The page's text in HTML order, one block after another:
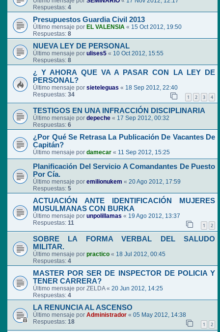
Respuestas: 4
Presupuestos Guardia Civil 2013
Último mensaje por EL VALENSIA « 15 Oct 2012, 19:50
Respuestas: 8
NUEVA LEY DE PERSONAL
Último mensaje por ulises5 « 10 Oct 2012, 15:55
Respuestas: 8
¿ Y AHORA QUE VA A PASAR CON LA LEY DE
PERSONAL?
Último mensaje por sieteleguas « 18 Sep 2012, 22:40
Respuestas: 34 1 2 3 4
TESTIGOS EN UNA INFRACCIÓN DISCIPLINARIA
Último mensaje por depeche « 17 Sep 2012, 00:32
Respuestas: 6
¿Por Qué Se Retrasa La Publicación De Vacantes De
Capitán?
Último mensaje por damecar « 11 Sep 2012, 15:25
Planificación Del Servicio A Comandantes De Puesto
Por Cía.
Último mensaje por emilionukem « 20 Ago 2012, 17:59
Respuestas: 5
ACTUACIÓN ANTE IDENTIFICACIÓN MUJERES
MUSULMANAS CON BURKA
Último mensaje por unpolillamas « 19 Ago 2012, 13:37
Respuestas: 11 1 2
SOBRE LA FORMA VERBAL DEL SALUDO
MILITAR.
Último mensaje por practico « 18 Jul 2012, 00:45
Respuestas: 4
MASTER POR SER DE INSPECTOR DE POLICIA Y
TENER CARRERA?
Último mensaje por ZELDA« 20 Jun 2012, 14:25
Respuestas: 4
LA RENUNCIA AL ASCENSO
Último mensaje por Administrador « 05 May 2012, 14:38
Respuestas: 18 1 2